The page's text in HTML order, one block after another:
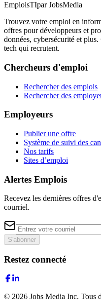
EmploisTIpar JobsMedia
Trouvez votre emploi en
offres pour développeurs et
données, cybersécurité et
tech qui recrutent.
Chercheurs d'emploi
Rechercher des emplois
Rechercher des
Employeurs
Publier une offre
Système de suivi des
Nos tarifs
Sites d’emploi
Alertes Emplois
Recevez les dernières offres
courriel.
S'abonner
Restez connecté
© 2026 Jobs Media Inc. Tous